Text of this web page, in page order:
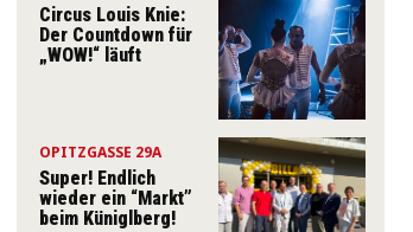
Circus Louis Knie:
Der Countdown für
„WOW!“ läuft
OPITZGASSE 29A
Super! Endlich
wieder ein “Markt”
beim Küniglberg!